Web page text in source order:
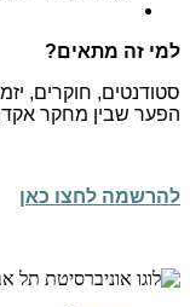
למי זה מתאים?
סטודנטים, חוקרים,
הפער שבין מחקר
להרשמה לחצו כאן